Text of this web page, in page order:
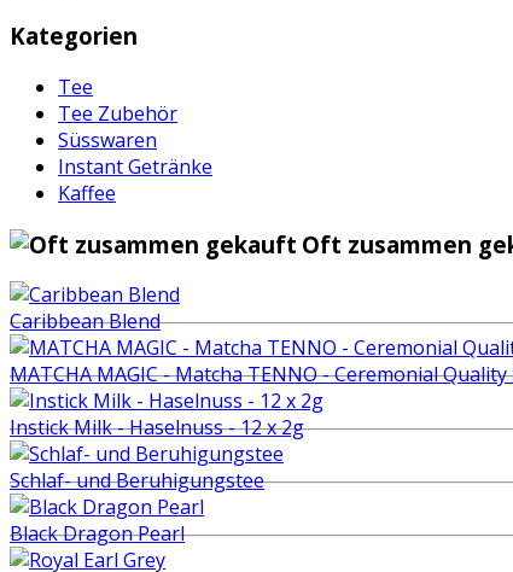
Kategorien
Tee
Tee Zubehör
Süsswaren
Instant Getränke
Kaffee
Oft zusammen
Caribbean Blend
MATCHA MAGIC - Matcha TENNO - Ceremonial
Instick Milk - Haselnuss - 12 x 2g
Schlaf- und Beruhigungstee
Black Dragon Pearl